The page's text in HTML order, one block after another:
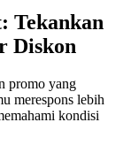
Tekankan
Diskon
promo yang
merespons lebih
kondisi